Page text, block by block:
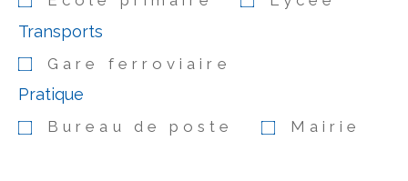
Transports
Gare ferroviaire
Pratique
Bureau de poste Mairie